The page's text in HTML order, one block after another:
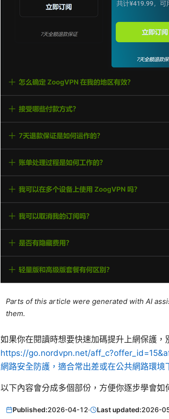
Parts of this article were generated with AI
them.
如果你在閱讀時想要快速加碼提升上網保護
https://go.nordvpn.net/
網路安全防護，適合常出差或在公共網路環境
以下內容會分成多個部份，方便你逐步學會如
Published:2026-04-12· Last updated:2026-